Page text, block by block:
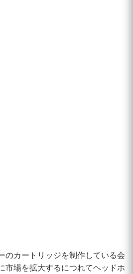
のカートリッジを制作している会
市場を拡大するにつれてヘッドホ